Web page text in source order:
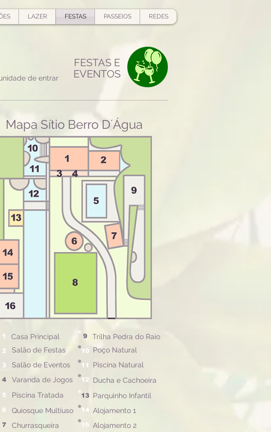
LAZER FESTAS PASSEIOS REDES
de entrar
FESTAS E
EVENTOS
Mapa Sítio Berro D´Água
1 Casa Principal 9 Trilha Pedra do Raio
2 Salão de Festas
3
4
Salão de Eventos
Varanda de Jogos
5
6
7
Piscina Tratada
Quiosque Multiuso
Churrasqueira
10 Poço Natural
11
12
Piscina Natural
Ducha e Cachoeira
13
14
15
Parquinho Infantil
Alojamento 1
Alojamento 2